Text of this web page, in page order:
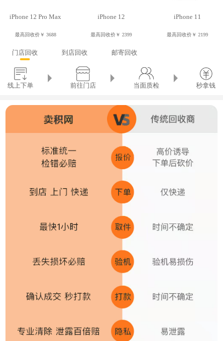
22分钟前 广州 陈* 邮寄回收 iPhone xs max ￥4668
51分钟前 广州 陈* 到店回收 ￥6121
iPhone 12 Pro Max
最高回收价￥ 3688
iPhone 12
最高回收价￥ 2399
iPhone 11
最高回收价￥ 2199
门店回收 到店回收 邮寄回收
线上下单 前往门店 当面质检 秒拿钱